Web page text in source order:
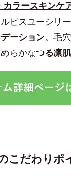
カラースキンケ
ルビスユーシリ
ーション。毛
らかなつる凛肌
こだわりポ